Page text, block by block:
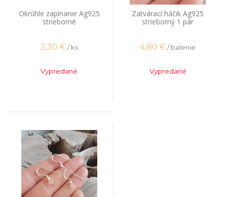
Okrúhle zapínanie Ag925
strieborné
2,30 € / ks
Vypredané
Zatvárací háčik Ag925
strieborný 1 pár
4,80 €/ balenie
Vypredané